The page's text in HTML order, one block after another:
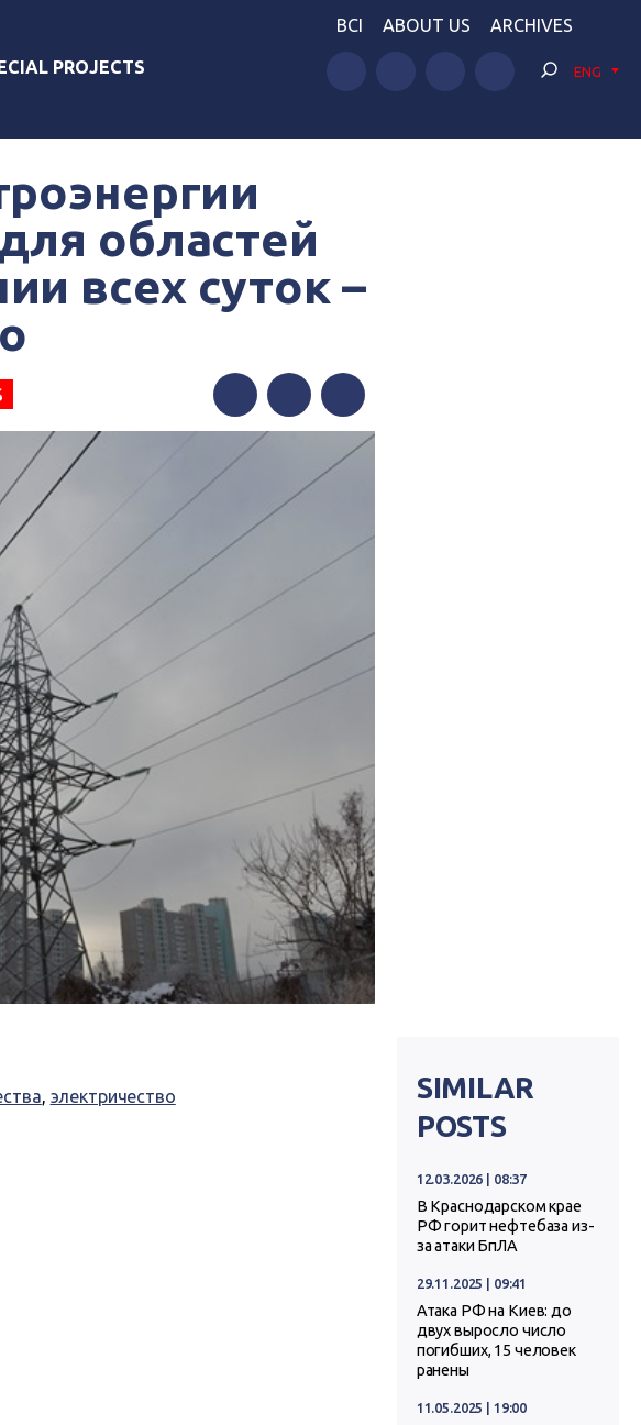
PROJECTS
BCI ABOUT US ARCHIVES
ENG
областей
всех суток –
FacebookTwitter Telegram
, электричество
SIMILAR
POSTS
12.03.2026 | 08:37
В Краснодарском крае
РФ горит нефтебаза из-
за атаки БпЛА
29.11.2025 | 09:41
Атака РФ на Киев: до
двух выросло число
погибших, 15 человек
ранены
11.05.2025 | 19:00